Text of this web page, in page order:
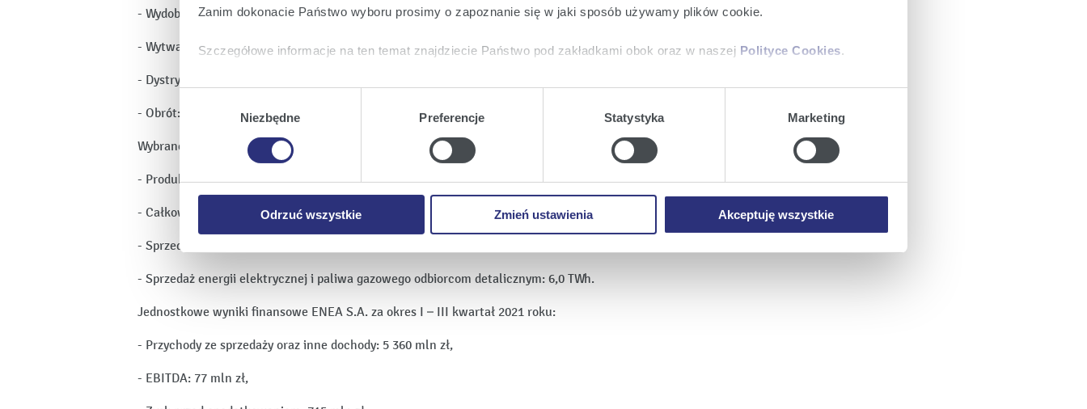
Zanim dokonacie Państwo wyboru prosimy o zapoznanie się w jaki sposób używamy plików cookie.
Szczegółowe informacje na ten temat znajdziecie Państwo pod zakładkami obok oraz w naszej Polityce Cookies.
KlikającAkceptuję wszystkiewyrażają Państwo zgodę na umieszczenie wszystkich rodzajów plików cookie z
Zmień ustawienia
, możecie Państwo wybrać jakie rodzaje plików cookie będziemy umieszczać w Państwa
urządzeniu.
KlikającOdrzuć wszystkie
, odmawiacie Państwo zgody na instalację plików cookie – odmowa ta nie dotyczy jednak
plików cookie niezbędnych do prawidłowego wyświetlania i działania naszych stron internetowych.
zgody
Niezbędne Preferencje Statystyka Marketing
Odrzuć wszystkie Zmień ustawienia Akceptuję wszystkie
- Wydobycie: 212 mln zł,
- Wytwarzanie: 386 mln zł,
- Dystrybucja: 344 mln zł,
- Obrót: 167 mln zł.
Wybrane dane operacyjne:
- Produkcja węgla netto: 2,6 mln ton,
- Całkowite wytwarzanie energii elektrycznej netto: 7,5 TWh,
- Sprzedaż usług dystrybucji odbiorcom końcowym: 5,0 TWh,
- Sprzedaż energii elektrycznej i paliwa gazowego odbiorcom detalicznym: 6,0 TWh.
Jednostkowe wyniki finansowe ENEA S.A. za okres I – III kwartał 2021 roku:
- Przychody ze sprzedaży oraz inne dochody: 5 360 mln zł,
- EBITDA: 77 mln zł,